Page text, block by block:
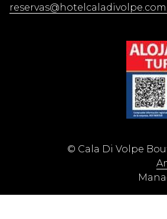
© Cala Di Volpe